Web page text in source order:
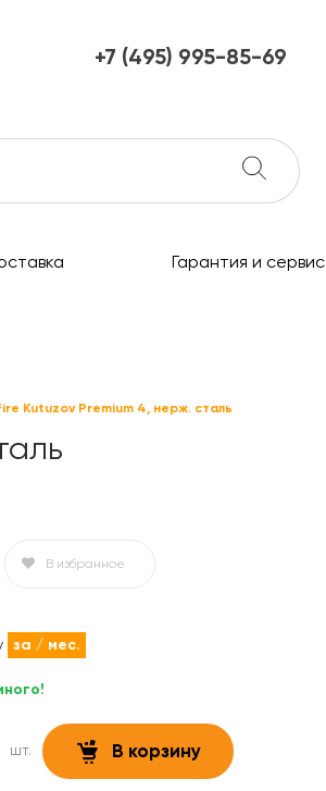
+7 (495) 995-85-69
ежедневно с 10 до 21
Гарантия и сервис
Kutuzov Premium 4, нерж. сталь
В избранное
за / мес.
шт. В корзину